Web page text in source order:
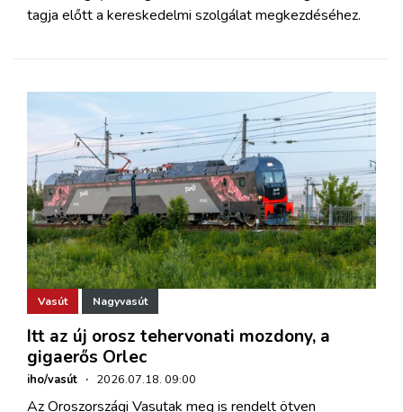
tagja előtt a kereskedelmi szolgálat megkezdéséhez.
Vasút Nagyvasút
Itt az új orosz tehervonati mozdony, a
gigaerős Orlec
iho/vasút · 2026.07.18. 09:00
Az Oroszországi Vasutak meg is rendelt ötven